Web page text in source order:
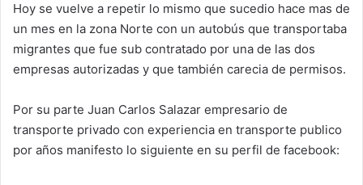
Hoy se vuelve a repetir lo mismo que sucedio hace mas de
un mes en la zona Norte con un autobús que transportaba
migrantes que fue sub contratado por una de las dos
empresas autorizadas y que también carecia de permisos.
Por su parte Juan Carlos Salazar empresario de
transporte privado con experiencia en transporte publico
por años manifesto lo siguiente en su perfil de facebook: